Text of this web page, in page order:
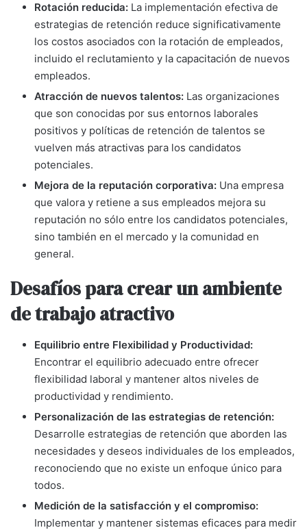
Rotación reducida: La implementación efectiva de
estrategias de retención reduce significativamente
los costos asociados con la rotación de empleados,
incluido el reclutamiento y la capacitación de nuevos
empleados.
Atracción de nuevos talentos: Las organizaciones
que son conocidas por sus entornos laborales
positivos y políticas de retención de talentos se
vuelven más atractivas para los candidatos
potenciales.
Mejora de la reputación corporativa: Una empresa
que valora y retiene a sus empleados mejora su
reputación no sólo entre los candidatos potenciales,
sino también en el mercado y la comunidad en
general.
Desafíos para crear un ambiente
de trabajo atractivo
Equilibrio entre Flexibilidad y Productividad:
Encontrar el equilibrio adecuado entre ofrecer
flexibilidad laboral y mantener altos niveles de
productividad y rendimiento.
Personalización de las estrategias de retención:
Desarrolle estrategias de retención que aborden las
necesidades y deseos individuales de los empleados,
reconociendo que no existe un enfoque único para
todos.
Medición de la satisfacción y el compromiso:
Implementar y mantener sistemas eficaces para medir